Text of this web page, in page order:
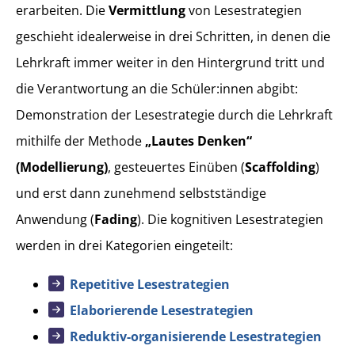
erarbeiten. DieVermittlungvon Lesestrategien
geschieht idealerweise in drei Schritten, in denen die
Lehrkraft immer weiter in den Hintergrund tritt und
die Verantwortung an die Schüler:innen abgibt:
Demonstration der Lesestrategie durch die Lehrkraft
mithilfe der Methode „Lautes Denken“
(Modellierung), gesteuertes Einüben (Scaffolding)
und erst dann zunehmend selbstständige
Anwendung (Fading). Die kognitiven Lesestrategien
werden in drei Kategorien eingeteilt:
Repetitive Lesestrategien
Elaborierende Lesestrategien
Reduktiv-organisierende Lesestrategien